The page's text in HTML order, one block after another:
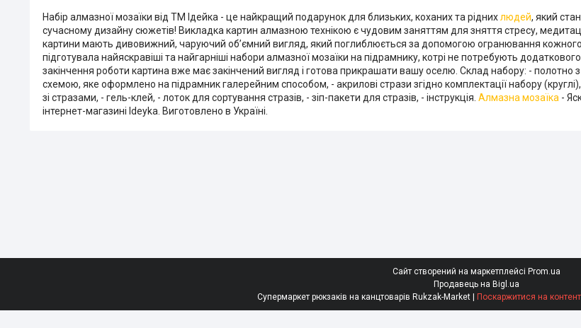
Набір алмазної мозаїки від ТМ Ідейка - це найкращий подарунок для близьких, коханих та ріднихлюдей, який
сучасному дизайну сюжетів! Викладка картин алмазною технікою є чудовим заняттям для зняття стресу,
картини мають дивовижний, чаруючий об’ємний вигляд, який поглиблюється за допомогою огранювання
підготувала найяскравіші та найгарніші набори алмазної мозаїки на підрамнику, котрі не потребують
закінчення роботи картина вже має закінчений вигляд і готова прикрашати вашу оселю. Склад набору: -
схемою, яке оформлено на підрамник галерейним способом, - акрилові стрази згідно комплектації набору
зі стразами, - гель-клей, - лоток для сортування стразів, - зіп-пакети для стразів, - інструкція. Алмазна мозаїка -
інтернет-магазині Ideyka. Виготовлено в Україні.
Сайт створений на маркетплейсі Prom.ua
Продавець на Bigl.ua
Супермаркет рюкзаків на канцтоварів Rukzak-Market | Поскаржитися на контент